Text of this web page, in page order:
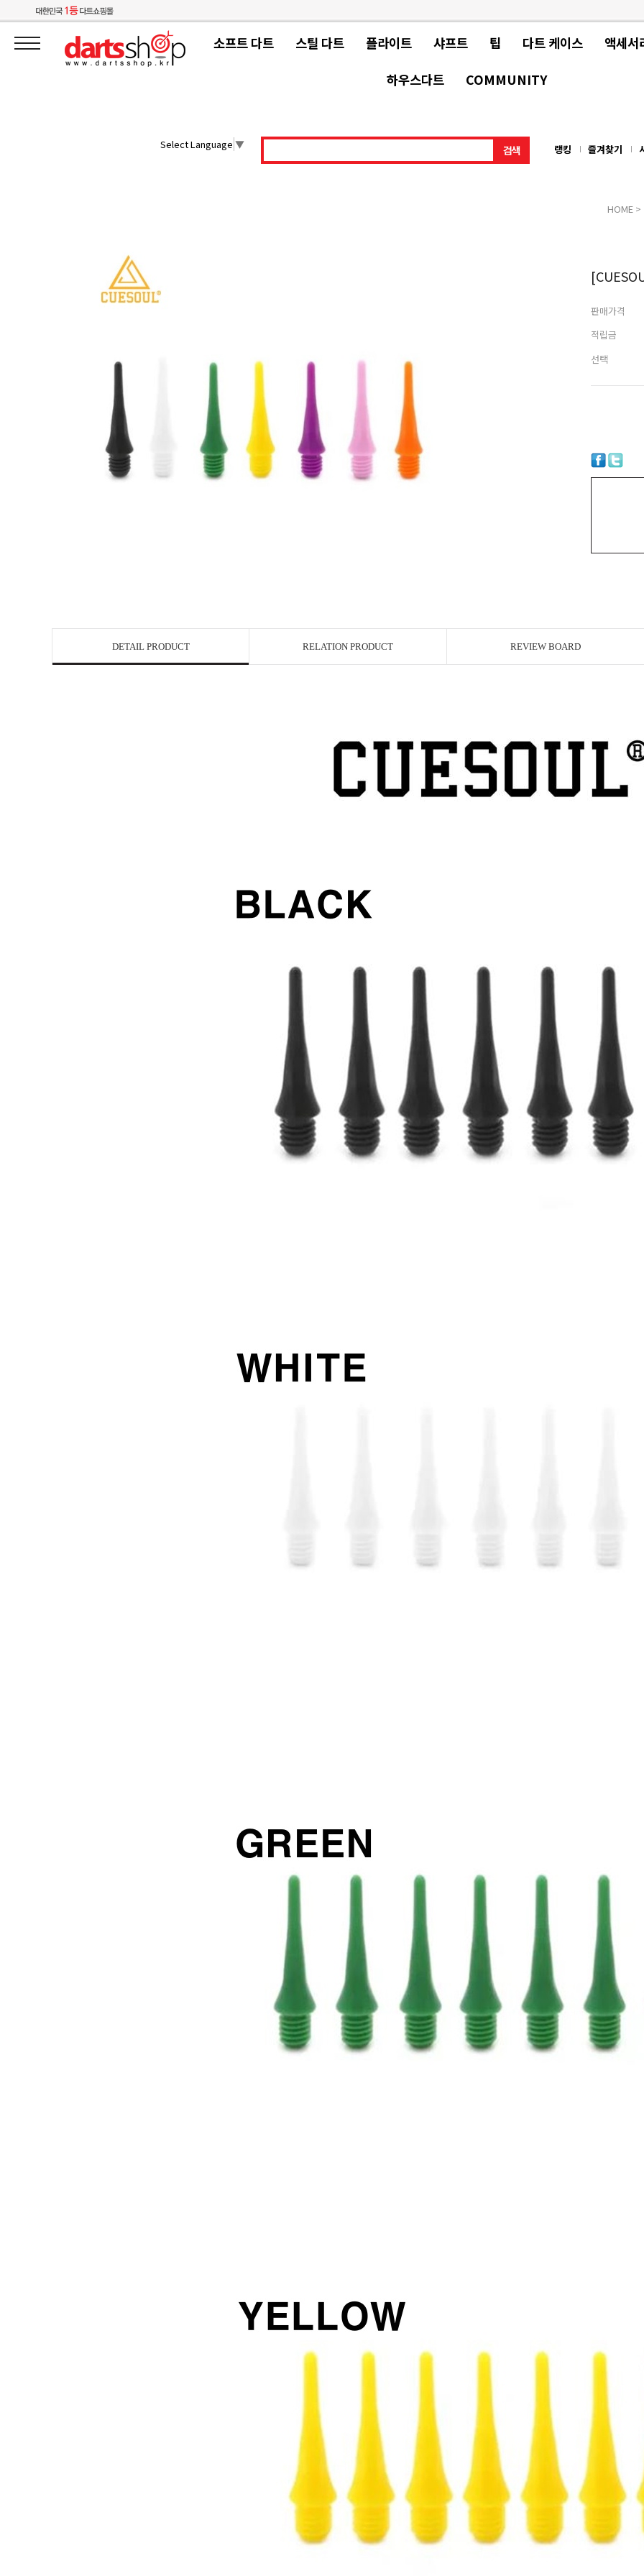
소프트 다트 스틸 다트 플라이트 샤프트 팁 다트 케이스 액세서
하우스다트 COMMUNITY
Select Language ▼ 랭킹 즐겨찾기
HOME >
판매가격
적립금
선택
DETAIL PRODUCT RELATION PRODUCT REVIEW BOARD